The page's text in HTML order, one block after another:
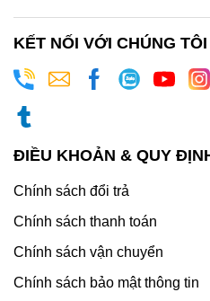
KẾT NỐI VỚI CHÚNG TÔI
ĐIỀU KHOẢN & QUY
Chính sách đổi trả
Chính sách thanh toán
Chính sách vận chuyển
Chính sách bảo mật thông tin